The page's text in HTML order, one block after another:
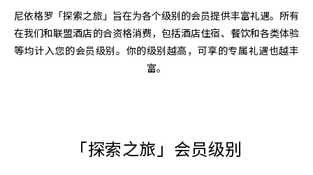
尼依格罗「探索之旅」旨在为各个级别的会员提供丰富礼遇。所有
在我们和联盟酒店的合资格消费，包括酒店住宿、餐饮和各类体验
等均计入您的会员级别。你的级别越高，可享的专属礼遇也越丰
富。
「探索之旅」会员级别